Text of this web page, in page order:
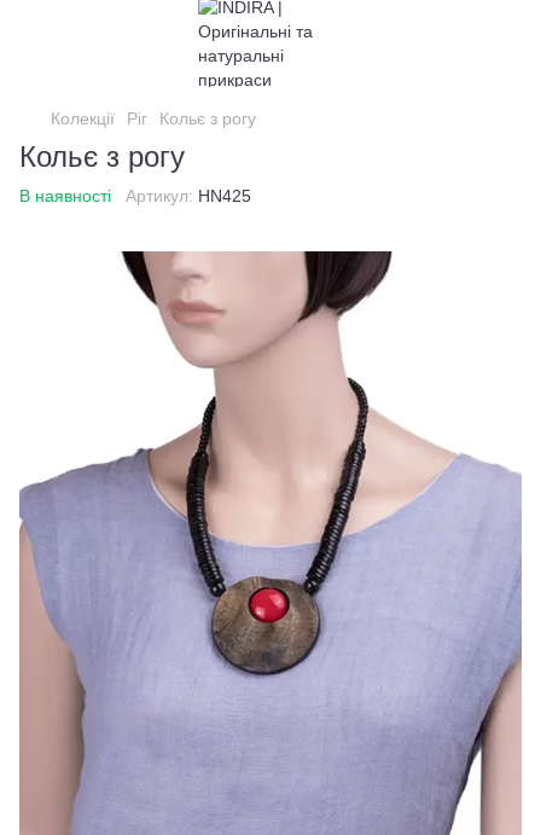
Колекції Ріг Кольє з рогу
Кольє з рогу
В наявності Артикул: HN425